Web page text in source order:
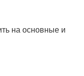
на основные и